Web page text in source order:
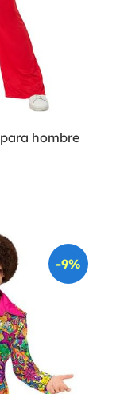
hombre
-9%